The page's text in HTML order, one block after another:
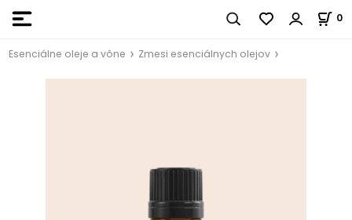
0
Esenciálne oleje a vône Zmesi esenciálnych olejov